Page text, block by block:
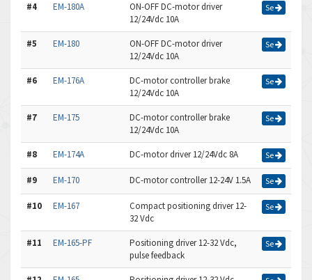
#4 EM-180A
ON-OFF DC-motor driver
12/24Vdc 10A
Se
#5 EM-180
ON-OFF DC-motor driver
12/24Vdc 10A
Se
#6 EM-176A
DC-motor controller brake
12/24Vdc 10A
Se
#7 EM-175
DC-motor controller brake
12/24Vdc 10A
Se
#8 EM-174A DC-motor driver 12/24Vdc 8A Se
#9 EM-170 DC-motor controller 12-24V 1.5A Se
#10 EM-167
Compact positioning driver 12-
32 Vdc
Se
#11 EM-165-PF
Positioning driver 12-32 Vdc,
pulse feedback
Se